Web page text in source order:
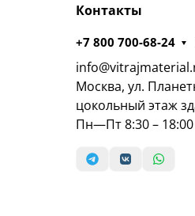
Контакты
+7 800 700-68-24
Москва, ул.
цокольный этаж
Пн—Пт 8:30 – 18:00